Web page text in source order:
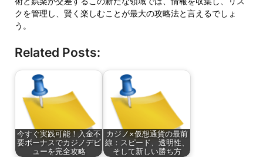
クを管理し、賢く楽しむことが最大の攻略法と言えるでしょ
う。
Related Posts:
今すぐ実践可能！入金不
要ボーナスでカジノデビ
ューを完全攻略
カジノ×仮想通貨の最前
線：スピード、透明性、
そして新しい勝ち方